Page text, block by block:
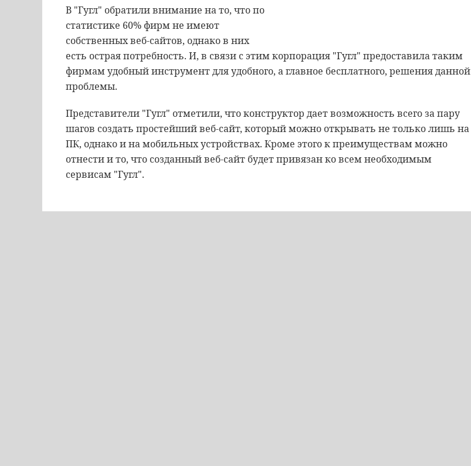
В "Гугл" обратили внимание на то, что по
статистике 60% фирм не имеют
собственных веб-сайтов, однако в них
есть острая потребность. И, в связи с этим корпорация "Гугл" предоставила таким
фирмам удобный инструмент для удобного, а главное бесплатного, решения данной
проблемы.
Представители "Гугл" отметили, что конструктор дает возможность всего за пару
шагов создать простейший веб-сайт, который можно открывать не только лишь на
ПК, однако и на мобильных устройствах. Кроме этого к преимуществам можно
отнести и то, что созданный веб-сайт будет привязан ко всем необходимым
сервисам "Гугл".